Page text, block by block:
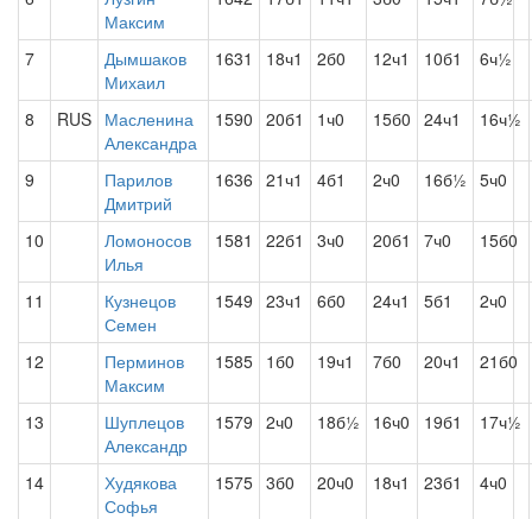
Максим
7
Дымшаков
Михаил
1631 18ч1 2б0 12ч1 10б1 6ч½
8 RUS Масленина
Александра
1590 20б1 1ч0 15б0 24ч1 16ч½
9
Парилов
Дмитрий
1636 21ч1 4б1 2ч0 16б½ 5ч0
10
Ломоносов
Илья
1581 22б1 3ч0 20б1 7ч0 15б0
11
Кузнецов
Семен
1549 23ч1 6б0 24ч1 5б1 2ч0
12
Перминов
Максим
1585 1б0 19ч1 7б0 20ч1 21б0
13
Шуплецов
Александр
1579 2ч0 18б½ 16ч0 19б1 17ч½
14
Худякова
Софья
1575 3б0 20ч0 18ч1 23б1 4ч0